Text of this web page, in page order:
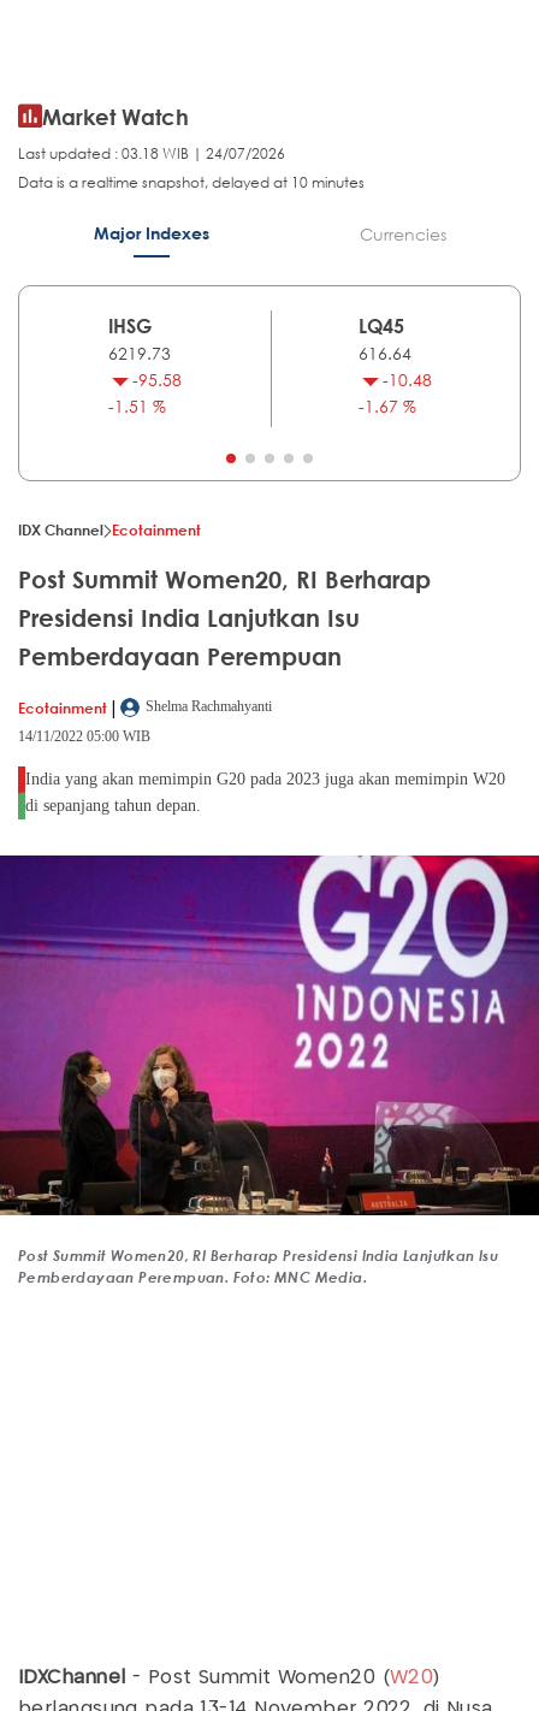
Market Watch
Last updated : 03.18 WIB | 24/07/2026
Data is a realtime snapshot, delayed at 10 minutes
Major Indexes Currencies
IHSG
6219.73
-95.58
-1.51 %
LQ45
616.64
-10.48
-1.67 %
IDX Channel Ecotainment
Post Summit Women20, RI Berharap
Presidensi India Lanjutkan Isu
Pemberdayaan Perempuan
Ecotainment |
Shelma Rachmahyanti
14/11/2022 05:00 WIB
India yang akan memimpin G20 pada 2023 juga akan memimpin W20
di sepanjang tahun depan.
Post Summit Women20, RI Berharap Presidensi India Lanjutkan Isu
Pemberdayaan Perempuan. Foto: MNC Media.
IDXChannel - Post Summit Women20 (W20)